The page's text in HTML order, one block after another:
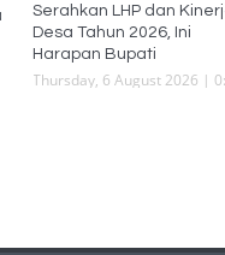
Serahkan LHP dan
Desa Tahun 2026, Ini
Harapan Bupati
Thursday, 6 August 2026 |